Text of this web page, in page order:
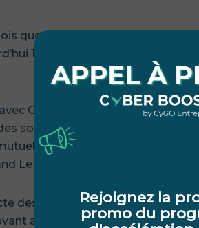
que nous opérons et que de
17 startups, notamment
Cyber Booster est clé pour
solutions de cybersécurité
et de renforcer l’implication
Le Piolot, Directeur
des grandes transformations,
au profit des nouvelles
Rejoignez la
promo du